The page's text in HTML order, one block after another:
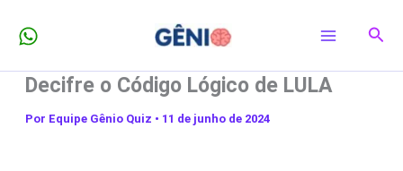
para
conteúdo
Decifre o Código Lógico de LULA
Por Equipe Gênio Quiz • 11 de junho de 2024